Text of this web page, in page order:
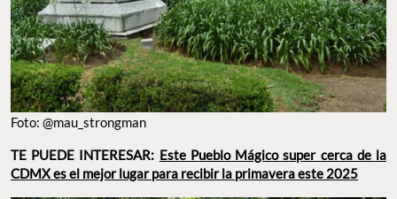
Foto: @mau_strongman
TE PUEDE INTERESAR: Este Pueblo Mágico super cerca de la
CDMX es el mejor lugar para recibir la primavera este 2025